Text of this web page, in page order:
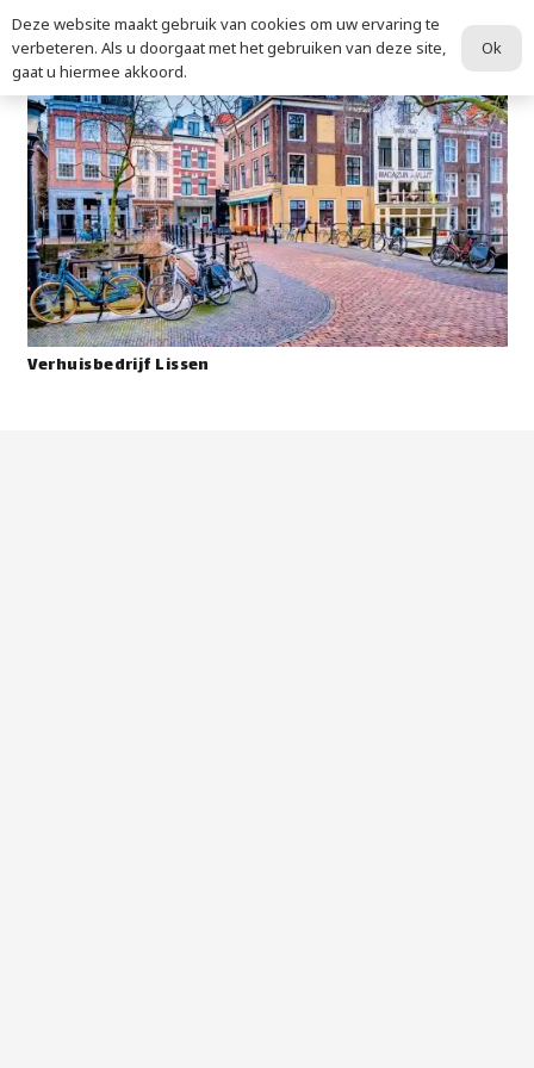
Verhuisbedrijf Lissen
Deze website maakt gebruik van cookies om uw ervaring te
verbeteren. Als u doorgaat met het gebruiken van deze site,
gaat u hiermee akkoord.
Ok